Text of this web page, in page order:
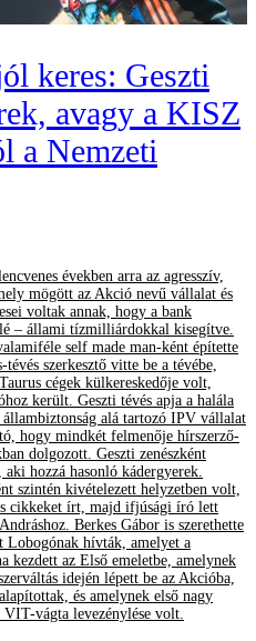
keres: Geszti
avagy a KISZ
a Nemzeti
években arra az agresszív,
mögött az Akció nevű vállalat és
voltak annak, hogy a bank
– állami tízmilliárdokkal kisegítve.
self made man-ként építette
szerkesztő vitte be a tévébe,
cégek külkereskedője volt,
került. Geszti tévés apja a halála
alá tartozó IPV vállalat
hogy mindkét felmenője hírszerző-
dolgozott. Geszti zenészként
hozzá hasonló kádergyerek.
szintén kivételezett helyzetben volt,
cikkeket írt, majd ifjúsági író lett
Berkes Gábor is szerethette
Lobogónak hívták, amelyet a
kezdett az Első emeletbe, amelynek
idején lépett be az Akcióba,
és amelynek első nagy
vágta levezénylése volt.